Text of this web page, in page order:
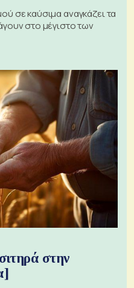
σε καύσιμα αναγκάζει τα
στο μέγιστο των
στην